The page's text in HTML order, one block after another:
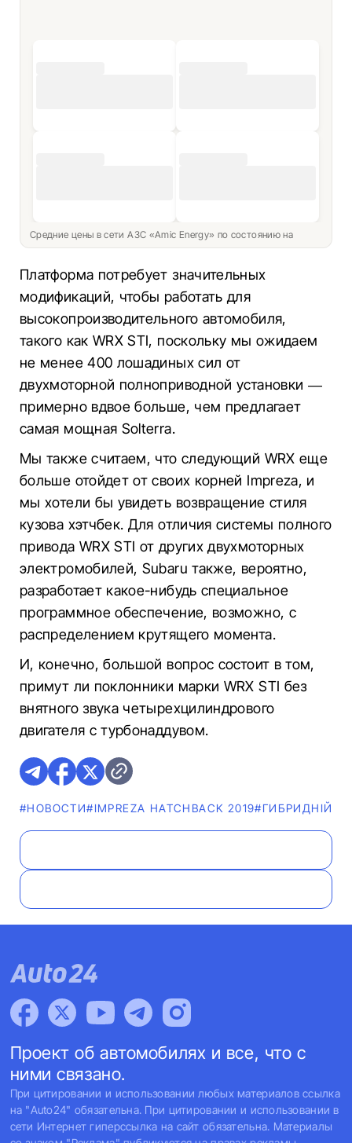
Средние цены в сети АЗС «Amic Energy» по состоянию на
Платформа потребует значительных
модификаций, чтобы работать для
высокопроизводительного автомобиля,
такого как WRX STI, поскольку мы ожидаем
не менее 400 лошадиных сил от
двухмоторной полноприводной установки —
примерно вдвое больше, чем предлагает
самая мощная Solterra.
Мы также считаем, что следующий WRX еще
больше отойдет от своих корней Impreza, и
мы хотели бы увидеть возвращение стиля
кузова хэтчбек. Для отличия системы полного
привода WRX STI от других двухмоторных
электромобилей, Subaru также, вероятно,
разработает какое-нибудь специальное
программное обеспечение, возможно, с
распределением крутящего момента.
И, конечно, большой вопрос состоит в том,
примут ли поклонники марки WRX STI без
внятного звука четырехцилиндрового
двигателя с турбонаддувом.
#НОВОСТИ#IMPREZA HATCHBACK 2019#ГИБРИДНІЙ
Проект об автомобилях и все, что с
ними связано.
При цитировании и использовании любых материалов ссылка
на "Auto24" обязательна. При цитировании и использовании в
сети Интернет гиперссылка на сайт обязательна. Материалы